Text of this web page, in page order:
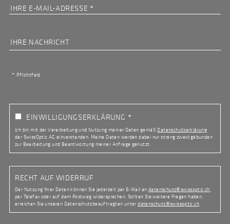
IHRE
E-
ADRESSE
IHRE
NACHRICHT
Pflichtfeld
EINWILLIGUNGSERKLÄRUNG
Ich bin mit der Verarbeitung und Nutzung meiner Daten gemäß Datenschutzerklärung
der SwissOptic AG einverstanden. Meine Daten werden dabei nur streng zweckgebunden
zur Bearbeitung und Beantwortung meiner Anfrage genutzt.
RECHT AUF WIDERRUF
Der Nutzung Ihrer Daten können Sie jederzeit per E-Mail andatenschutz@swissoptic.ch
per Telefax oder auf dem Postweg widersprechen. Sollten Sie weitere Fragen haben,
erreichen Sie unseren Datenschutzbeauftragten unterdatenschutz@swissoptic.ch